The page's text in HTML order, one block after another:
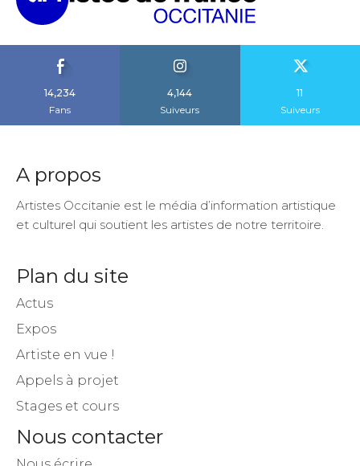
14,234
Fans
4,144
Suiveurs
11
Suiveurs
A propos
Artistes Occitanie est le média d’information artistique
et culturel qui soutient les artistes de notre territoire.
Plan du site
Actus
Expos
Artiste en vue !
Appels à projet
Stages et cours
Nous contacter